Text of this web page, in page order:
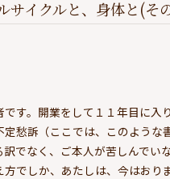
サイクルと、身体と(そ
です。開業をして１１年目に入り
定愁訴（ここでは、このような
でなく、ご本人が苦しんでい
でしか、あたしは、今はおり